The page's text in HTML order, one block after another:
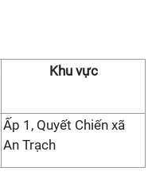
Khu vực
Ấp 1, Quyết Chiến xã
An Trạch